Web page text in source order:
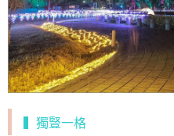
▍獨豎一格